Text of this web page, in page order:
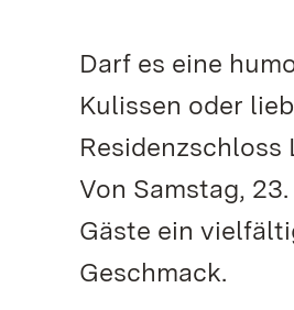
Darf es eine
Kulissen oder
Von Samstag,
Gäste ein
Geschmack.